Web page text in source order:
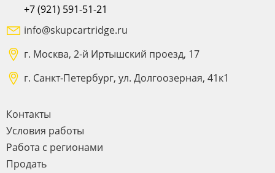
+7 (921) 591-51-21
info@skupcartridge.ru
г. Москва, 2-й Иртышский проезд, 17
г. Санкт-Петербург, ул. Долгоозерная, 41к1
Контакты
Условия работы
Работа с регионами
Продать